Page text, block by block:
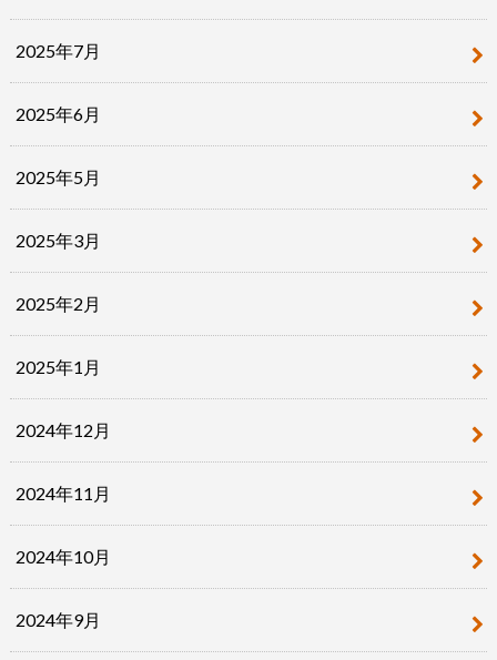
2025年7月
2025年6月
2025年5月
2025年3月
2025年2月
2025年1月
2024年12月
2024年11月
2024年10月
2024年9月